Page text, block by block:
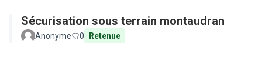
Sécurisation sous terrain montaudran
Anonyme 0 Retenue